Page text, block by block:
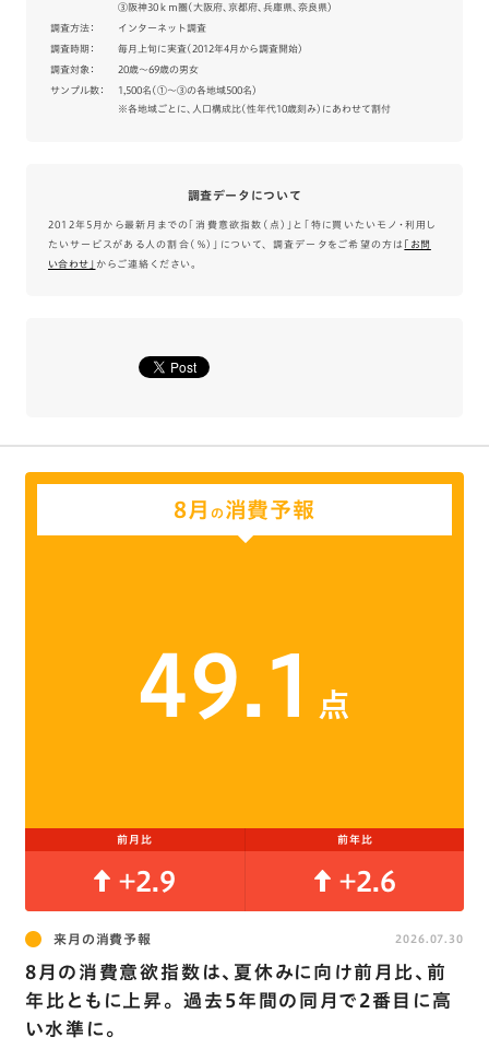
③阪神30ｋｍ圏（大阪府、京都府、兵庫県、奈良県）
調査方法： インターネット調査
調査時期： 毎月上旬に実査（2012年4月から調査開始）
調査対象： 20歳～69歳の男女
サンプル数：
1,500名（①～③の各地域500名）
※各地域ごとに、人口構成比（性年代10歳刻み）にあわせて割付
調査データについて
2012年5月から最新月までの「消費意欲指数（点）」と「特に買いたいモノ・利用し
たいサービスがある人の割合（％）」について、 調査データをご希望の方は ｢お問
い合わせ｣ からご連絡ください。
8月 の消費予報
49.1 点
前月比 前年比
+2.9 +2.6
来月の消費予報
8月の消費意欲指数は､夏休みに向け前月比､前
年比ともに上昇。 過去5年間の同月で2番目に高
い水準に。
2026.07.30